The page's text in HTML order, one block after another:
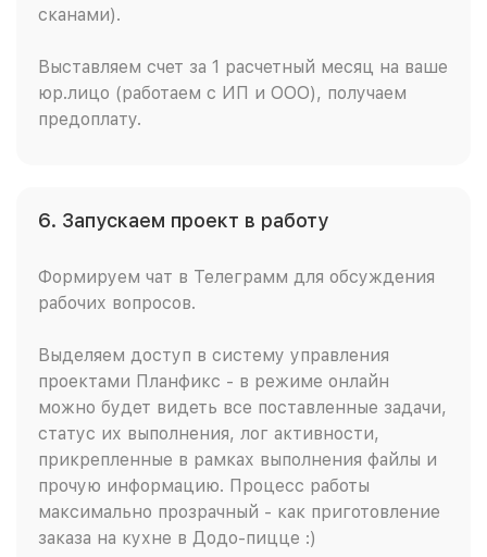
сканами).
Выставляем счет за 1 расчетный месяц на ваше
юр.лицо (работаем с ИП и ООО), получаем
предоплату.
6. Запускаем проект в работу
Формируем чат в Телеграмм для обсуждения
рабочих вопросов.
Выделяем доступ в систему управления
проектами Планфикс - в режиме онлайн
можно будет видеть все поставленные задачи,
статус их выполнения, лог активности,
прикрепленные в рамках выполнения файлы и
прочую информацию. Процесс работы
максимально прозрачный - как приготовление
заказа на кухне в Додо-пицце :)